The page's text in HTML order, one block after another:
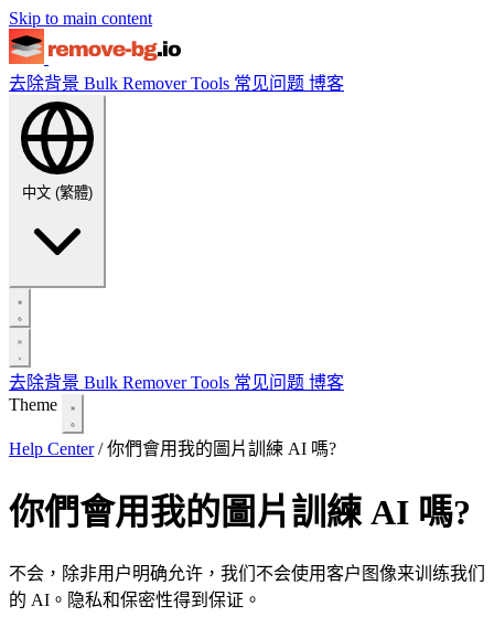
Skip to main content
去除背景 Bulk RemoverTools 常见问题 博客
中文 (繁體)
去除背景 Bulk RemoverTools 常见问题 博客
Theme
Help Center / 你們會用我的圖片訓練 AI 嗎?
你們會用我的圖片訓練 AI 嗎?
不会，除非用户明确允许，我们不会使用客户图像来训练我们
的 AI。隐私和保密性得到保证。